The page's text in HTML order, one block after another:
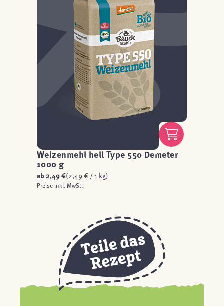
Weizenmehl hell Type 550 Demeter
1000 g
ab 2,49 €(2,49 € / 1 kg)
Preise inkl. MwSt.